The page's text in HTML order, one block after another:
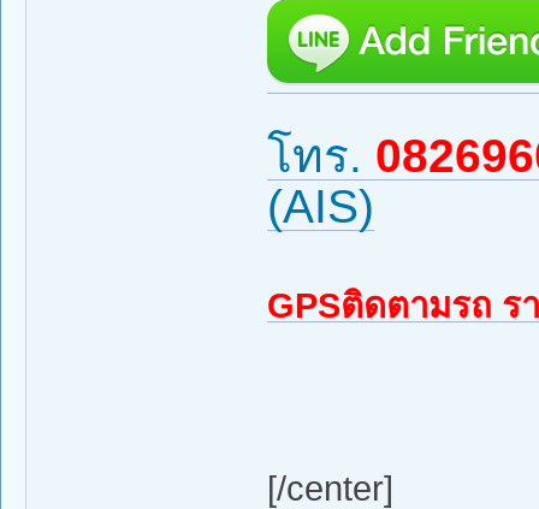
โทร.
(AIS)
GPSติดตามรถ
[/center]